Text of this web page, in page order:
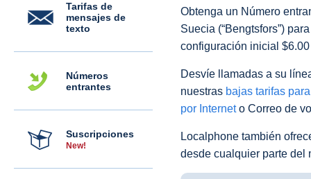
Tarifas de
mensajes de
texto
Números
entrantes
Suscripciones
New!
Obtenga un Número
Suecia (“Bengtsfors”)
configuración inicial
Desvíe llamadas a su
nuestras bajas tarifas
por Interneto Correo de
Localphone también
desde cualquier parte del